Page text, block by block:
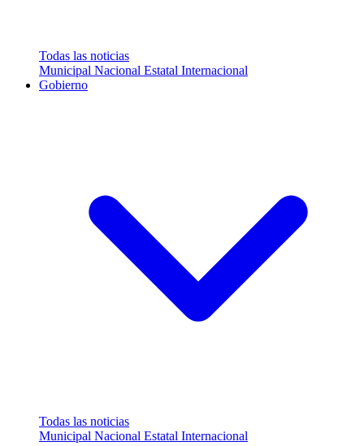
Todas las noticias
Municipal Nacional Estatal Internacional
Gobierno
Todas las noticias
Municipal Nacional Estatal Internacional